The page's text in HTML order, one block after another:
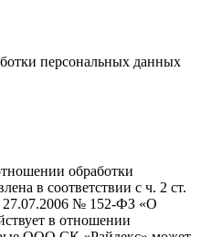
персональных данных
обработки
в соответствии с ч. 2 ст.
27.07.2006 № 152-ФЗ «О
в отношении